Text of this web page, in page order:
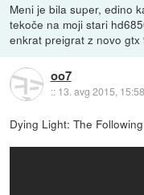
Meni je bila super, edino
tekoče na moji stari
enkrat preigrat z novo gtx
oo7
:: 13. avg 2015, 15:58
Dying Light: The